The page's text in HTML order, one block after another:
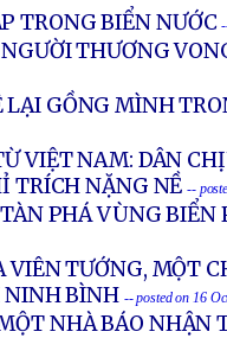
TRONG BIỂN NƯỚC
THƯƠNG
GỒNG MÌNH
VIỆT NAM: DÂN
TRÍCH NẶNG NỀ --
PHÁ VÙNG BIỂN
VIÊN TƯỚNG, MỘT
NINH BÌNH -- posted on 16
NHÀ BÁO NHẬN